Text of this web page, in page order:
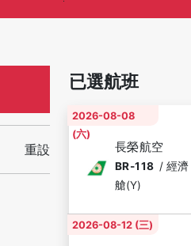
重設
已選航班
2026-08-08
(六)
長榮航空
BR-118 /經濟
艙(Y)
2026-08-12 (三)